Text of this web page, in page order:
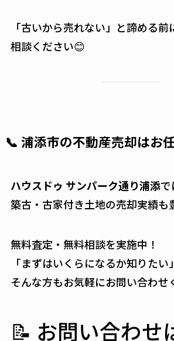
「古いから売れない」と諦める
相談ください😊
📞 浦添市の不動産売却はお
ハウスドゥ サンパーク通り浦添で
築古・古家付き土地の売却実績も
無料査定・無料相談を実施中！
「まずはいくらになるか知りたい」
そんな方もお気軽にお問い合わせ
📝 お問い合わせ